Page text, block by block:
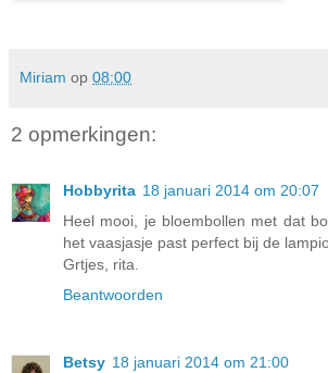
Miriam op 08:00
2 opmerkingen:
Hobbyrita 18 januari 2014 om 20:07
Heel mooi, je bloembollen met dat
het vaasjasje past perfect bij de
Grtjes, rita.
Beantwoorden
Betsy 18 januari 2014 om 21:00